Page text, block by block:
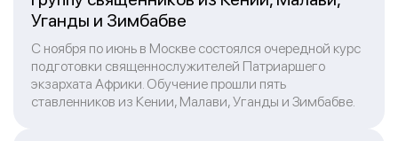
Уганды и Зимбабве
С ноября по июнь в Москве состоялся очередной курс
подготовки священнослужителей Патриаршего
экзархата Африки. Обучение прошли пять
ставленников из Кении, Малави, Уганды и Зимбабве.